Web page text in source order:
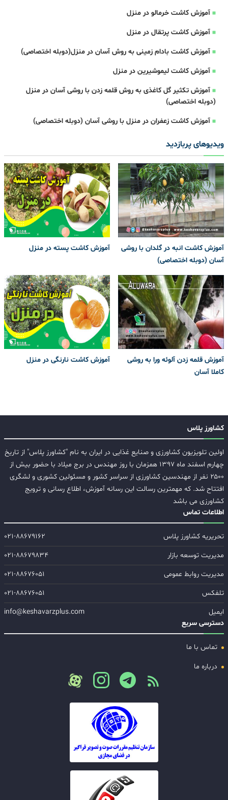
آموزش کاشت خرمالو در منزل
آموزش کاشت پرتقال در منزل
آموزش کاشت بادام زمینی به روش آسان در منزل(دوبله اختصاصی)
آموزش کاشت لیموشیرین در منزل
آموزش تکثیر گل کاغذی به روش قلمه زدن با روشی آسان در منزل
(دوبله اختصاصی)
آموزش کاشت زعفران در منزل با روشی آسان (دوبله اختصاصی)
ویدیوهای پربازدید
آموزش کاشت انبه در گلدان با روشی
آسان (دوبله اختصاصی)
آموزش کاشت پسته در منزل
آموزش قلمه زدن آلوئه ورا به روشی
کاملا آسان
آموزش کاشت نارنگی در منزل
کشاورز پلاس
اولین تلویزیون کشاورزی و صنایع غذایی در ایران به نام "کشاورز پلاس" از تاریخ
چهارم اسفند ماه ۱۳۹۷ همزمان با روز مهندس در برج میلاد با حضور بیش از
۲۵۰۰ نفر از مهندسین کشاورزی از سراسر کشور و مسئولین کشوری و لشگری
افتتاح شد. که مهمترین رسالت این رسانه آموزش، اطلاع رسانی و ترویج
کشاورزی می باشد
اطلاعات تماس
تحریریه کشاورز پلاس
۰۲۱-۸۸۶۷۹۱۶۲
مدیریت توسعه بازار
۰۲۱-۸۸۶۷۹۸۳۴
مدیریت روابط عمومی
۰۲۱-۸۸۶۷۶۰۵۱
تلفکس
۰۲۱-۸۸۶۷۶۰۵۱
ایمیل
info@keshavarzplus.com
دسترسی سریع
تماس با ما
درباره ما